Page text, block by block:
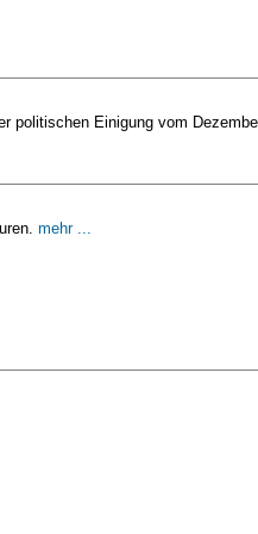
politischen Einigung vom
mehr ...